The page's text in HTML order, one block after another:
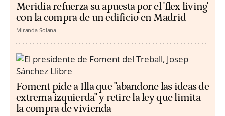
Meridia refuerza su apuesta por el 'flex living'
con la compra de un edificio en Madrid
Miranda Solana
Foment pide a Illa que "abandone las ideas de
extrema izquierda" y retire la ley que limita
la compra de vivienda